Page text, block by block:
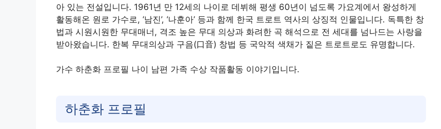
아 있는 전설입니다. 1961년 만 12세의 나이로 데뷔해 평생 60년이 넘도록 가요계에서 왕성하게
활동해온 원로 가수로, ‘남진’, ‘나훈아’ 등과 함께 한국 트로트 역사의 상징적 인물입니다. 독특한 창
법과 시원시원한 무대매너, 격조 높은 무대 의상과 화려한 곡 해석으로 전 세대를 넘나드는 사랑을
받아왔습니다. 한복 무대의상과 구음(口音) 창법 등 국악적 색채가 짙은 트로트로도 유명합니다.
가수 하춘화 프로필 나이 남편 가족 수상 작품활동 이야기입니다.
하춘화 프로필